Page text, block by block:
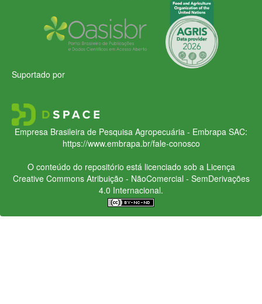
Suportado por
Empresa Brasileira de Pesquisa Agropecuária - Embrapa SAC:
https://www.embrapa.br/fale-conosco
O conteúdo do repositório está licenciado sob a Licença
Creative CommonsAtribuição - NãoComercial - SemDerivações
4.0 Internacional.